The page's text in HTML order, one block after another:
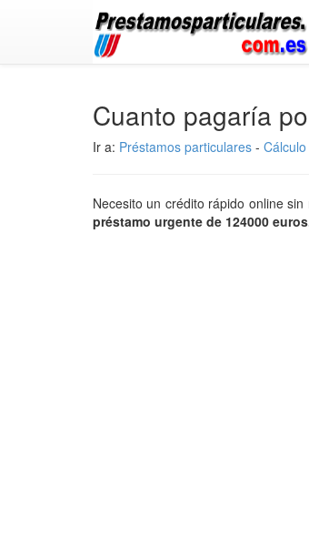
Cuanto pagaría
Ir a: Préstamos particulares -
Necesito un crédito rápido online
préstamo urgente de 124000